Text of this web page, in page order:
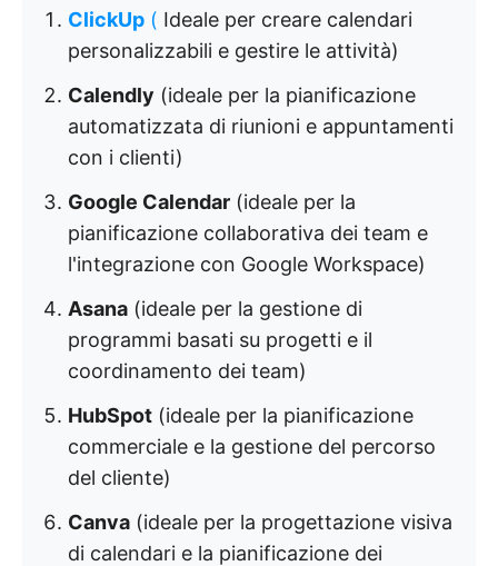
ClickUp ( Ideale per creare calendari
personalizzabili e gestire le attività)
Calendly (ideale per la pianificazione
automatizzata di riunioni e appuntamenti
con i clienti)
Google Calendar (ideale per la
pianificazione collaborativa dei team e
l'integrazione con Google Workspace)
Asana (ideale per la gestione di
programmi basati su progetti e il
coordinamento dei team)
HubSpot (ideale per la pianificazione
commerciale e la gestione del percorso
del cliente)
Canva (ideale per la progettazione visiva
di calendari e la pianificazione dei